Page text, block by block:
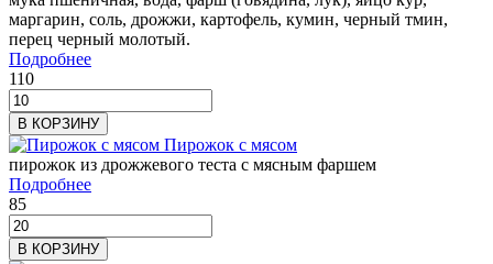
маргарин, соль, дрожжи, картофель, кумин, черный тмин,
перец черный молотый.
Подробнее
110
В КОРЗИНУ
Пирожок с мясом
пирожок из дрожжевого теста с мясным фаршем
Подробнее
85
В КОРЗИНУ